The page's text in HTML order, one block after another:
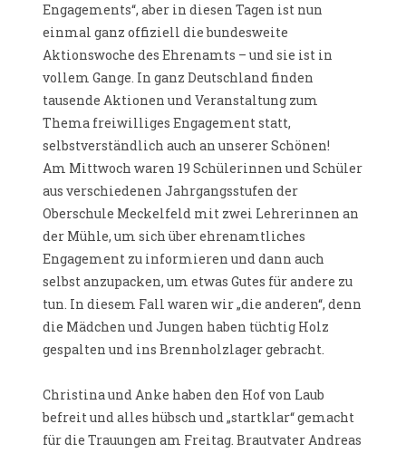
Engagements“, aber in diesen Tagen ist nun
einmal ganz offiziell die bundesweite
Aktionswoche des Ehrenamts – und sie ist in
vollem Gange. In ganz Deutschland finden
tausende Aktionen und Veranstaltung zum
Thema freiwilliges Engagement statt,
selbstverständlich auch an unserer Schönen!
Am Mittwoch waren 19 Schülerinnen und Schüler
aus verschiedenen Jahrgangsstufen der
Oberschule Meckelfeld mit zwei Lehrerinnen an
der Mühle, um sich über ehrenamtliches
Engagement zu informieren und dann auch
selbst anzupacken, um etwas Gutes für andere zu
tun. In diesem Fall waren wir „die anderen“, denn
die Mädchen und Jungen haben tüchtig Holz
gespalten und ins Brennholzlager gebracht.
Christina und Anke haben den Hof von Laub
befreit und alles hübsch und „startklar“ gemacht
für die Trauungen am Freitag. Brautvater Andreas